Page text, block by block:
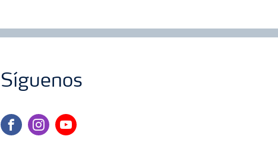
Síguenos
facebookinstagram
youtube